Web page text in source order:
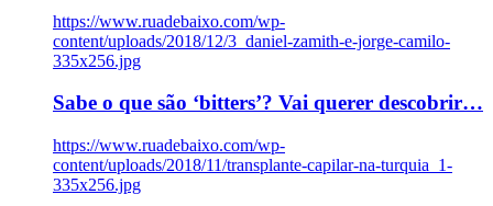
https://www.ruadebaixo.com/wp-
content/uploads/2018/12/3_daniel-zamith-e-jorge-camilo-
335x256.jpg
Sabe o que são ‘bitters’? Vai querer descobrir…
https://www.ruadebaixo.com/wp-
content/uploads/2018/11/transplante-capilar-na-turquia_1-
335x256.jpg